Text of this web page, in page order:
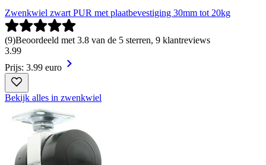
Zwenkwiel zwart PUR met plaatbevestiging 30mm tot 20kg
(9)Beoordeeld met 3.8 van de 5 sterren, 9 klantreviews
3.99
Prijs: 3.99 euro
Bekijk alles in zwenkwiel